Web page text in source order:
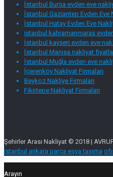
İstanbul Bursa evden eve
İstanbul Gaziantep Evden Eve
İstanbul Hatay Evden Eve
istanbul kahramanmaraş
İstanbul kayseri evden eve
İstanbul Manisa nakliyat
İstanbul Muğla evden eve
İçerenköy Nakliyat Firmaları
Beykoz Nakliye Firmaları
Fikirtepe Nakliyat Firmaları
Şehirler Arası Nakliyat © 2018 |
istanbul ankara parça eşya taşıma
Arayın